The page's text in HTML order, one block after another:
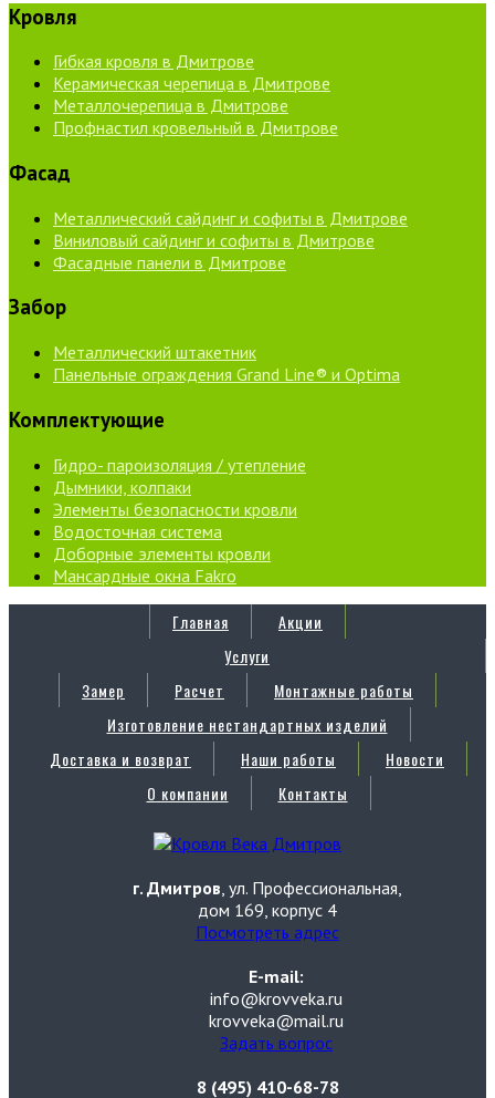
Кровля
Гибкая кровля в Дмитрове
Керамическая черепица в Дмитрове
Металлочерепица в Дмитрове
Профнастил кровельный в Дмитрове
Фасад
Металлический сайдинг и софиты в Дмитрове
Виниловый сайдинг и софиты в Дмитрове
Фасадные панели в Дмитрове
Забор
Металлический штакетник
Панельные ограждения Grand Line® и Optima
Комплектующие
Гидро- пароизоляция / утепление
Дымники, колпаки
Элементы безопасности кровли
Водосточная система
Доборные элементы кровли
Мансардные окна Fakro
Главная
Акции
Услуги
Замер
Расчет
Монтажные работы
Изготовление нестандартных изделий
Доставка и возврат
Наши работы
Новости
О компании
Контакты
г. Дмитров , ул. Профессиональная,
дом 169, корпус 4
Посмотреть адрес
E-mail:
info@krovveka.ru
krovveka@mail.ru
Задать вопрос
8 (495) 410-68-78